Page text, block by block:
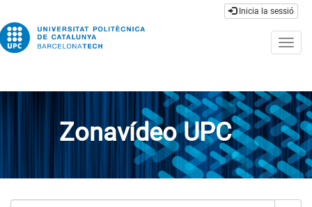
Inicia la sessió
Zonavídeo UPC